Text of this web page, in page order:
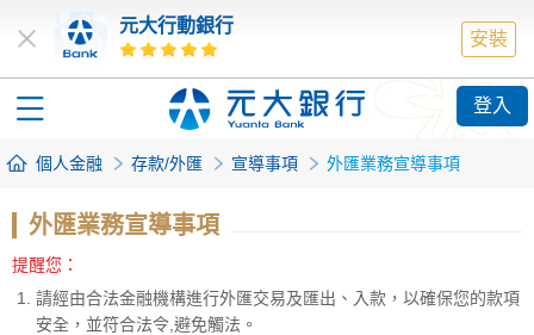
元大行動銀行
安裝
登入
個人金融 存款/外匯 宣導事項 外匯業務宣導事項
外匯業務宣導事項
提醒您：
請經由合法金融機構進行外匯交易及匯出、入款，以確保您的款項
安全，並符合法令,避免觸法。